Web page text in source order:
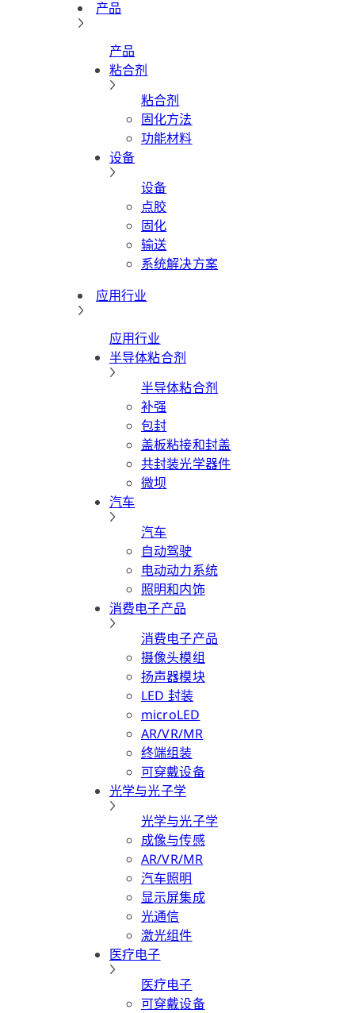
产品
产品
粘合剂
粘合剂
固化方法
功能材料
设备
设备
点胶
固化
输送
系统解决方案
应用行业
应用行业
半导体粘合剂
半导体粘合剂
补强
包封
盖板粘接和封盖
共封装光学器件
微坝
汽车
汽车
自动驾驶
电动动力系统
照明和内饰
消费电子产品
消费电子产品
摄像头模组
扬声器模块
LED 封装
microLED
AR/VR/MR
终端组装
可穿戴设备
光学与光子学
光学与光子学
成像与传感
AR/VR/MR
汽车照明
显示屏集成
光通信
激光组件
医疗电子
医疗电子
可穿戴设备